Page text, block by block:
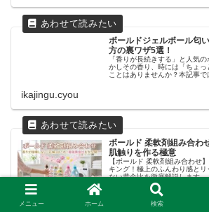
ボールドジェルボール匂
方の裏ワザ5選！
「香りが長続きする」と人気
かしその香り、時には「ちょ
ことはありませんか？本記事で
ikajingu.cyou
ボールド 柔軟剤組み合わ
肌触りを作る極意
【ボールド 柔軟剤組み合わせ
キング！極上のふんわり感とリ
ない黄金比を徹底解説します。
ikajingu.cyou
メニュー ホーム 検索